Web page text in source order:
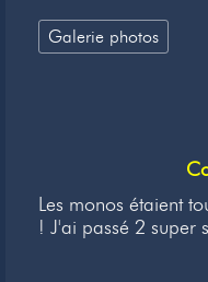
Galerie photos
Les monos étaient
! J'ai passé 2 super